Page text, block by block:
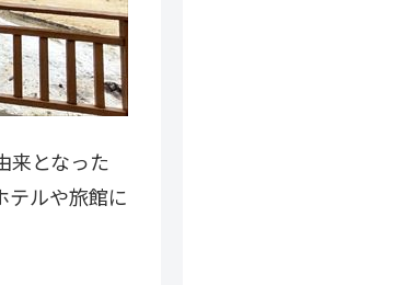
来となった
テルや旅館に